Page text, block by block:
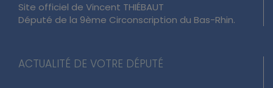
Site officiel de Vincent THIÉBAUT
Député de la 9ème Circonscription du Bas-Rhin.
ACTUALITÉ DE VOTRE DÉPUTÉ